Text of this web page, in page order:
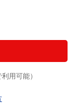
用可能）